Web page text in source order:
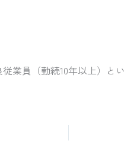
業員（勤続10年以上）と